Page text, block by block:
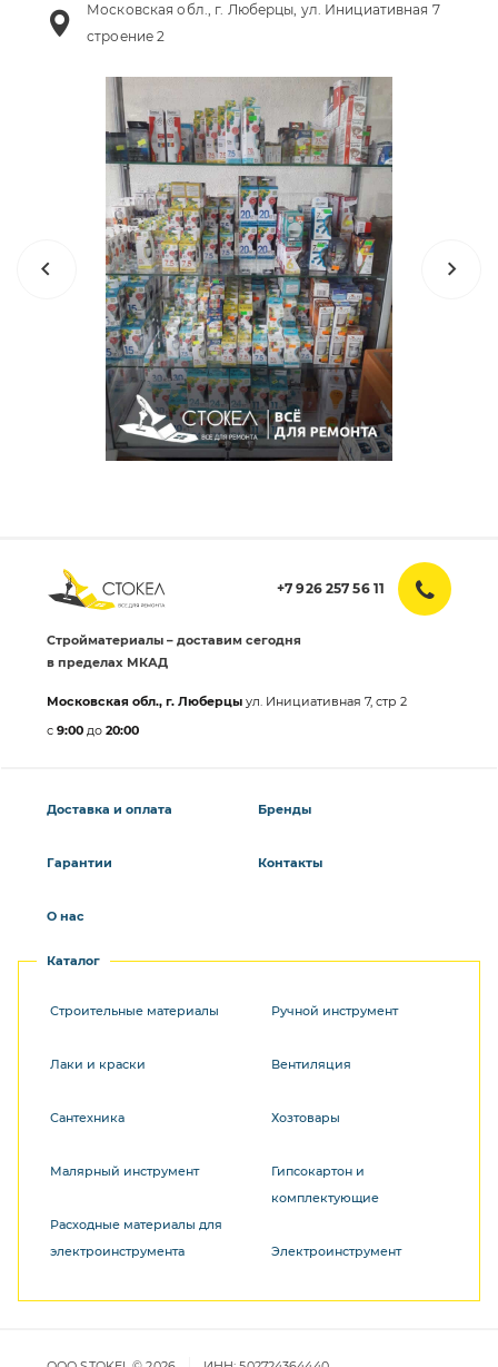
Московская обл., г. Люберцы, ул. Инициативная 7
строение 2
+7 926 257 56 11
Стройматериалы – доставим сегодня
в пределах МКАД
Московская обл., г. Люберцы ул. Инициативная 7, стр 2
с 9:00 до 20:00
Доставка и оплата
Гарантии
О нас
Бренды
Контакты
Каталог
Строительные материалы
Лаки и краски
Сантехника
Малярный инструмент
Расходные материалы для
электроинструмента
Ручной инструмент
Вентиляция
Хозтовары
Гипсокартон и
комплектующие
Электроинструмент